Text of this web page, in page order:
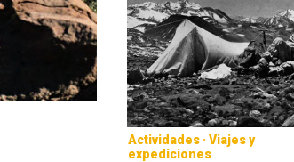
Actividades · Viajes y
expediciones